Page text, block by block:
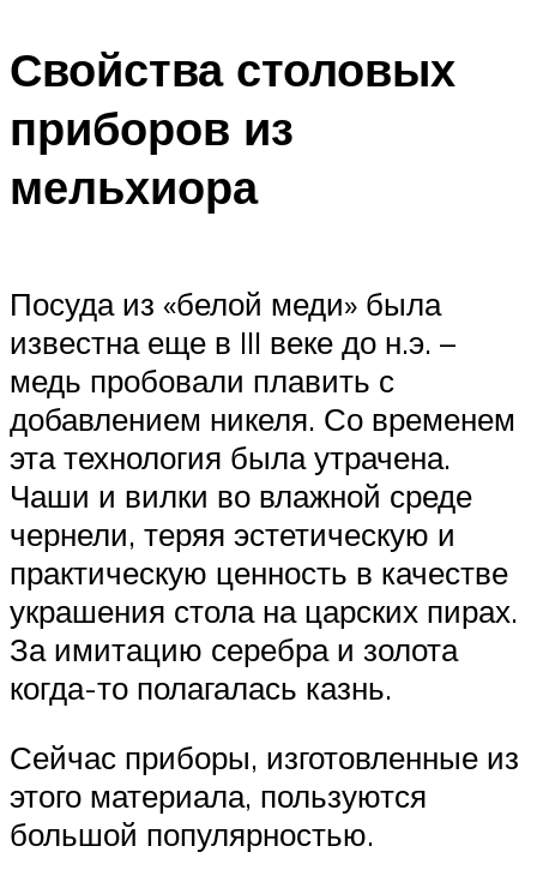
Свойства столовых
приборов из
мельхиора
Посуда из «белой меди» была
известна еще в III веке до н.э. –
медь пробовали плавить с
добавлением никеля. Со временем
эта технология была утрачена.
Чаши и вилки во влажной среде
чернели, теряя эстетическую и
практическую ценность в качестве
украшения стола на царских пирах.
За имитацию серебра и золота
когда-то полагалась казнь.
Сейчас приборы, изготовленные из
этого материала, пользуются
большой популярностью.